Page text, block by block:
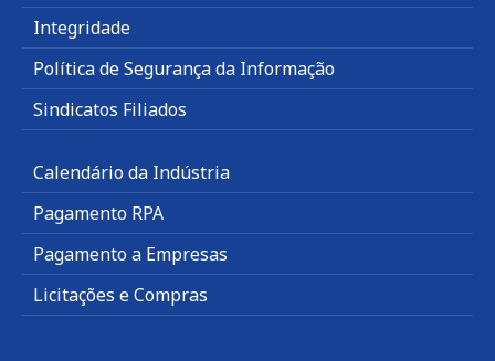
Integridade
Política de Segurança da Informação
Sindicatos Filiados
Calendário da Indústria
Pagamento RPA
Pagamento a Empresas
Licitações e Compras